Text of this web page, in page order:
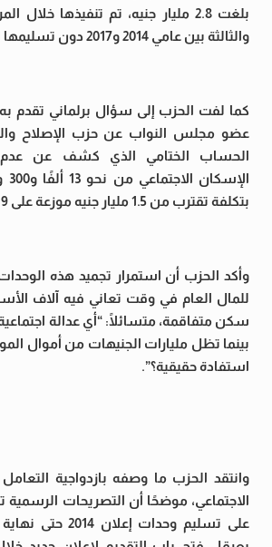
بلغت 2.8 مليار جنيه، تم تنفيذها خلال
والثالثة بين عامي 2014 و2017 دون تسليمها للمستحقين.
كما لفت الحزب إلى سؤال برلماني تقدم به
عضو مجلس النواب عن حزب الإصلاح
الحساب الختامي الذي كشف عن
بتكلفة تقترب من 1.5 مليار جنيه موزعة على 9 محافظات.
وأكد الحزب أن استمرار تجميد هذه
للمال العام في وقت تعاني فيه آلاف
سكن متفاقمة، متسائلًا: “أي عدالة
بينما تظل مليارات الجنيهات من أموال
استفادة حقيقية؟”.
وانتقد الحزب ما وصفه بازدواجية
الاجتماعي، موضحًا أن التصريحات الرسمية